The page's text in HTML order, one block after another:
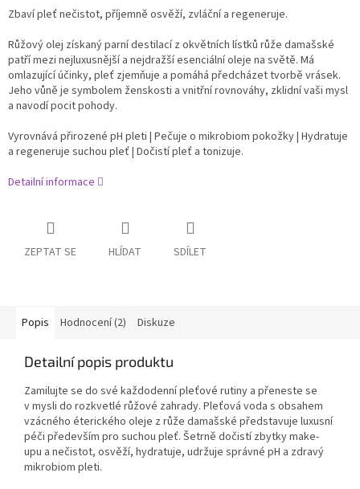
Zbaví pleť nečistot, příjemně osvěží, zvláční a regeneruje.
Růžový olej získaný parní destilací z okvětních lístků růže damašské
patří mezi nejluxusnější a nejdražší esenciální oleje na světě. Má
omlazující účinky, pleť zjemňuje a pomáhá předcházet tvorbě vrásek.
Jeho vůně je symbolem ženskosti a vnitřní rovnováhy, zklidní vaši mysl
a navodí pocit pohody.
Vyrovnává přirozené pH pleti | Pečuje o mikrobiom pokožky | Hydratuje
a regeneruje suchou pleť | Dočistí pleť a tonizuje.
Detailní informace
ZEPTAT SE HLÍDAT SDÍLET
Popis Hodnocení (2) Diskuze
Detailní popis produktu
Zamilujte se do své každodenní pleťové rutiny a přeneste se
v mysli do rozkvetlé růžové zahrady. Pleťová voda s obsahem
vzácného éterického oleje z růže damašské představuje luxusní
péči především pro suchou pleť. Šetrně dočistí zbytky make-
upu a nečistot, osvěží, hydratuje, udržuje správné pH a zdravý
mikrobiom pleti.